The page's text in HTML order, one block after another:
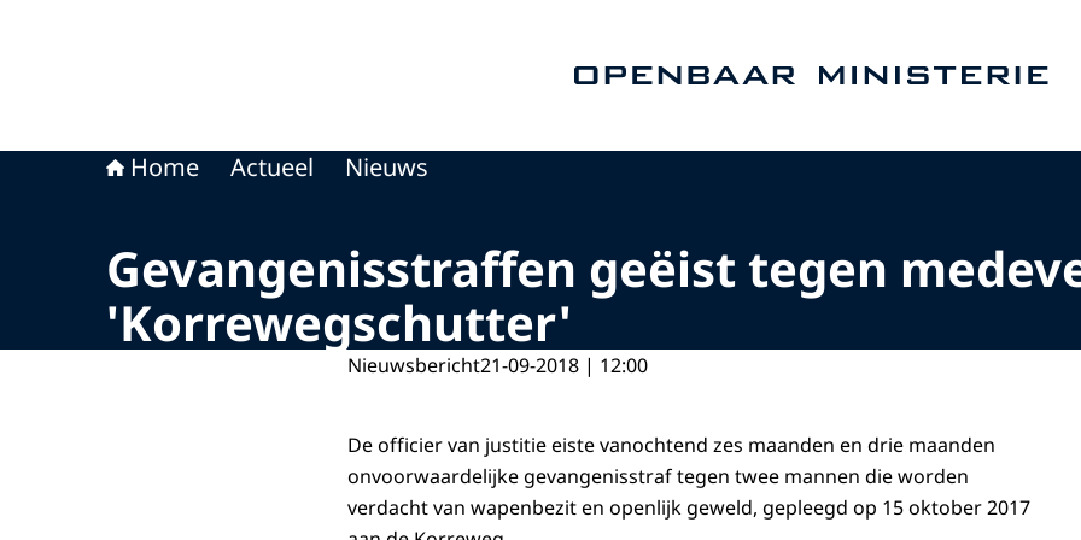
Home Actueel Nieuws
Gevangenisstraffen geëist tegen
'Korrewegschutter'
Nieuwsbericht21-09-2018 | 12:00
De officier van justitie eiste vanochtend zes maanden en drie maanden
onvoorwaardelijke gevangenisstraf tegen twee mannen die worden
verdacht van wapenbezit en openlijk geweld, gepleegd op 15 oktober 2017